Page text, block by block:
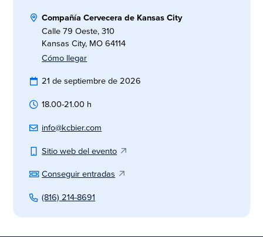
Compañía Cervecera de Kansas City
Calle 79 Oeste, 310
Kansas City, MO 64114
Cómo llegar
21 de septiembre de 2026
18.00-21.00 h
info@kcbier.com
Sitio web del evento
Conseguir entradas
(816) 214-8691